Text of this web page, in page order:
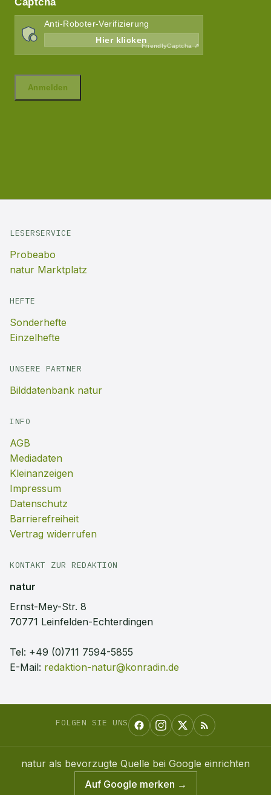
LESERSERVICE
Probeabo
natur Marktplatz
HEFTE
Sonderhefte
Einzelhefte
UNSERE PARTNER
Bilddatenbank natur
INFO
AGB
Mediadaten
Kleinanzeigen
Impressum
Datenschutz
Barrierefreiheit
Vertrag widerrufen
KONTAKT ZUR REDAKTION
natur
Ernst-Mey-Str. 8
70771 Leinfelden-Echterdingen
Tel: +49 (0)711 7594-5855
E-Mail: redaktion-natur@konradin.de
FOLGEN SIE UNS
natur als bevorzugte Quelle bei Google einrichten
Auf Google merken →